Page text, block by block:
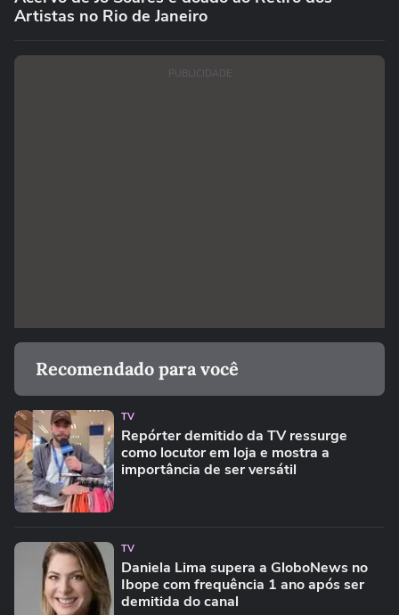
Artistas no Rio de Janeiro
PUBLICIDADE
Recomendado para você
TV
Repórter demitido da TV ressurge
como locutor em loja e mostra a
importância de ser versátil
TV
Daniela Lima supera a GloboNews no
Ibope com frequência 1 ano após ser
demitida do canal